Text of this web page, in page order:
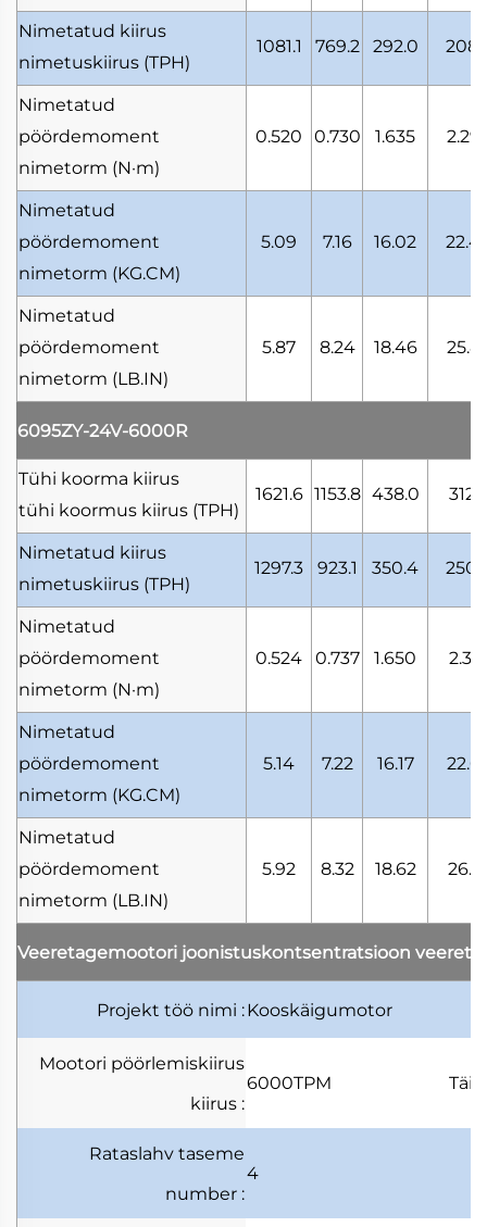
Nimetatud kiirus
nimetuskiirus (TPH)
1081.1 769.2 292.0
Nimetatud
pöördemoment
nimetorm (N·m)
0.520 0.730 1.635
Nimetatud
pöördemoment
nimetorm (KG.CM)
5.09 7.16 16.02
Nimetatud
pöördemoment
nimetorm (LB.IN)
5.87 8.24 18.46
6095ZY-24V-6000R
Tühi koorma kiirus
tühi koormus kiirus (TPH)
1621.6 1153.8 438.0 312.5
Nimetatud kiirus
nimetuskiirus (TPH)
1297.3 923.1 350.4
Nimetatud
pöördemoment
nimetorm (N·m)
0.524 0.737 1.650 2.312
Nimetatud
pöördemoment
nimetorm (KG.CM)
5.14 7.22 16.17
Nimetatud
pöördemoment
nimetorm (LB.IN)
5.92 8.32 18.62
Veeretagemootori joonistuskontsentratsioon
Projekt töö nimi :Kooskäigumotor
Mootori pöörlemiskiirus
kiirus :
6000TPM
Rataslahv taseme
number :
4